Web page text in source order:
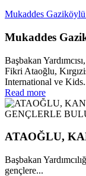
Mukaddes
Mukaddes
Başbakan
Fikri Ataoğlu,
International ve
Read more
ATAOĞLU,
Başbakan
gençlere...